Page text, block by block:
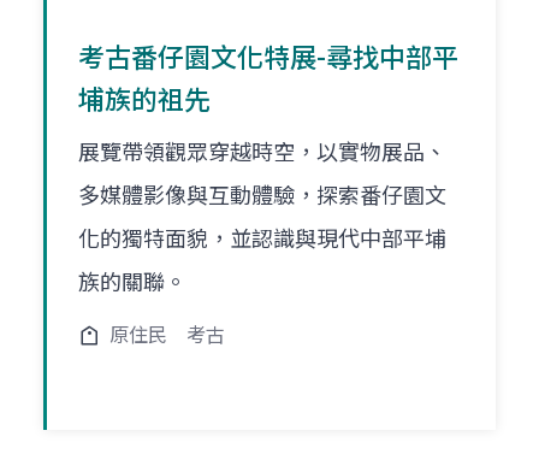
考古番仔園文化特展-尋找中部平
埔族的祖先
展覽帶領觀眾穿越時空，以實物展品、
多媒體影像與互動體驗，探索番仔園文
化的獨特面貌，並認識與現代中部平埔
族的關聯。
原住民 考古